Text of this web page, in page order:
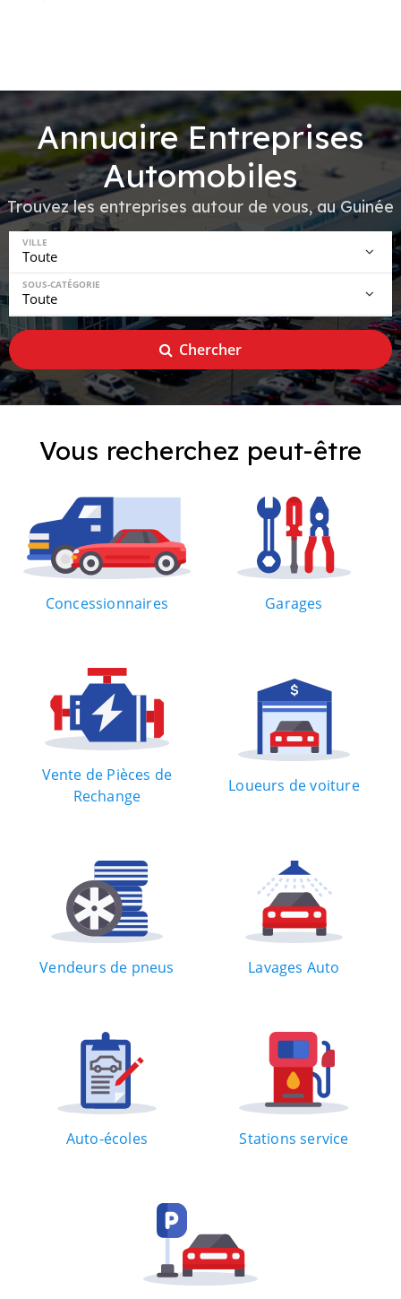
Annuaire Entreprises
Automobiles
Trouvez les entreprises autour de vous, au Guinée
VILLE
SOUS-CATÉGORIE
Chercher
Vous recherchez peut-être
Concessionnaires Garages
Vente de Pièces de
Rechange
Loueurs de voiture
Vendeurs de pneus Lavages Auto
Auto-écoles Stations service